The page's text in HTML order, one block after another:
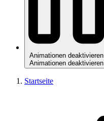
Animationen deaktivieren
Animationen deaktivieren
Startseite